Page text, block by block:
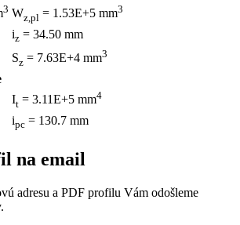
3 Wz,pl = 1.53E+5 mm3
iz = 34.50 mm
Sz = 7.63E+4 mm3
It = 3.11E+5 mm4
ipc = 130.7 mm
na email
adresu a PDF profilu Vám odošleme